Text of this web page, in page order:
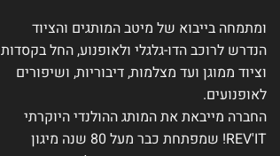
האפשרויות
בעמוד
המוצר
ומתמחה בייבוא של מיטב המותגים והציוד
הנדרש לרוכב הדו-גלגלי ולאופנוע, החל בקסדות
וציוד ממוגן ועד מצלמות, דיבוריות, ושיפורים
לאופנועים.
החברה מייבאת את המותג ההולנדי היוקרתי
REV'IT! שמפתחת כבר מעל 80 שנה מיגון